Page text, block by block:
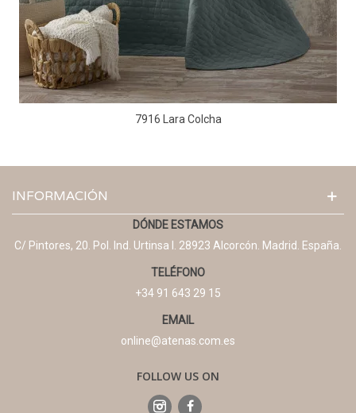
7916 Lara Colcha
INFORMACIÓN
DÓNDE ESTAMOS
C/ Pintores, 20. Pol. Ind. Urtinsa I. 28923 Alcorcón. Madrid. España.
TELÉFONO
+34 91 643 29 15
EMAIL
online@atenas.com.es
FOLLOW US ON